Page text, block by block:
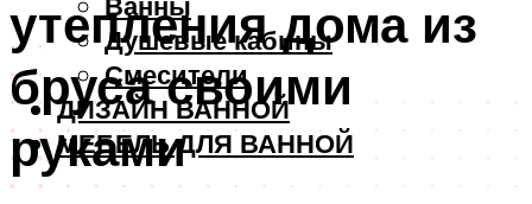
Душевые кабины
Смесители
ДИЗАЙН ВАННОЙ
МЕБЕЛЬ ДЛЯ ВАННОЙ
утепления дома из
бруса своими
руками